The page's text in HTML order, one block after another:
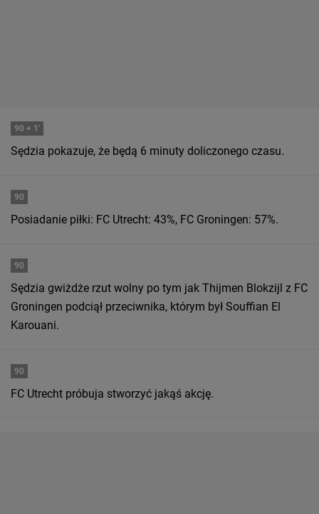
90 + 1'
Sędzia pokazuje, że będą 6 minuty doliczonego czasu.
90
Posiadanie piłki: FC Utrecht: 43%, FC Groningen: 57%.
90
Sędzia gwiżdże rzut wolny po tym jak Thijmen Blokzijl z FC
Groningen podciął przeciwnika, którym był Souffian El
Karouani.
90
FC Utrecht próbuja stworzyć jakąś akcję.